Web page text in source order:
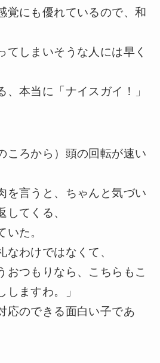
覚にも優れているので、和
てしまいそうな人には早く
、本当に「ナイスガイ！」
ころから）頭の回転が速い
を言うと、ちゃんと気づい
してくる、
いた。
なわけではなくて、
おつもりなら、こちらもこ
しますわ。」
応のできる面白い子であ